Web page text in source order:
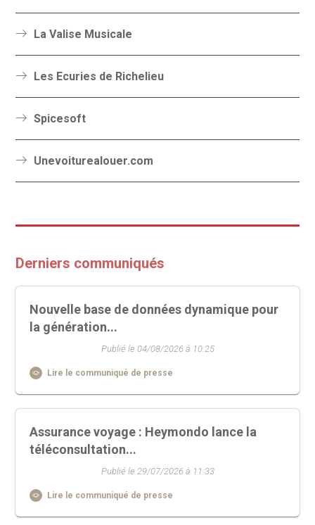
La Valise Musicale
Les Ecuries de Richelieu
Spicesoft
Unevoiturealouer.com
Derniers communiqués
Nouvelle base de données dynamique pour
la génération...
Publié le 04/08/2026 à 10:25
Lire le communiqué de presse
Assurance voyage : Heymondo lance la
téléconsultation...
Publié le 29/07/2026 à 11:33
Lire le communiqué de presse